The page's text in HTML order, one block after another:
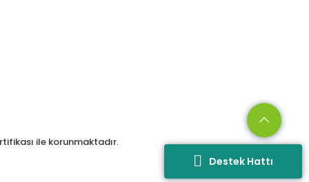
Destek Hattı
ile korunmaktadır.